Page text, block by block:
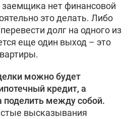
заемщика нет финансовой
это делать. Либо
долг на одного из
еще один выход – это
можно будет
кредит, а
поделить между собой.
высказывания